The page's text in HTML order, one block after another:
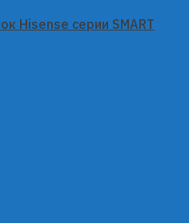
Hisense серии SMART